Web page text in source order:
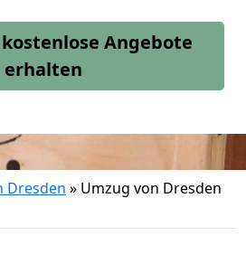
Angebote
erhalten
Dresden » Umzug von Dresden